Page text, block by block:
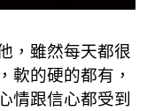
，雖然每天都很
軟的硬的都有，
情跟信心都受到